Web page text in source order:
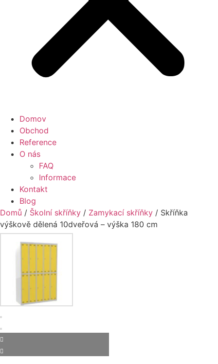
Domov
Obchod
Reference
O nás
FAQ
Informace
Kontakt
Blog
Domů / Školní skříňky / Zamykací skříňky / Skříňka
výškově dělená 10dveřová – výška 180 cm